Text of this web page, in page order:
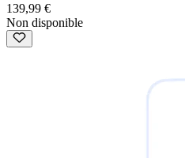
139,99 €
Non disponible